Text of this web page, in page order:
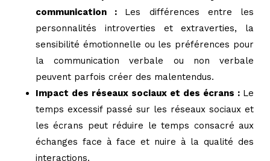
communication : Les différences entre les
personnalités introverties et extraverties, la
sensibilité émotionnelle ou les préférences pour
la communication verbale ou non verbale
peuvent parfois créer des malentendus.
Impact des réseaux sociaux et des écrans : Le
temps excessif passé sur les réseaux sociaux et
les écrans peut réduire le temps consacré aux
échanges face à face et nuire à la qualité des
interactions.